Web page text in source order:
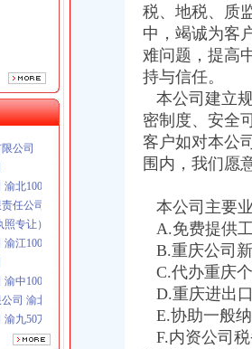
司 渝北100万 （进出口权）
九50万 （工商注册）
万 （工商注册）
北10010万 (进出口权)
任公司 渝九1000万 （增资）
专让）
江100万 （工商注册）
中100万 （进出口权）
司 渝北100万 （进出口权）
九50万 （工商注册）
万 （工商注册）
限公司
税、地税、质
中，竭诚为客
难问题，提高
持与信任。
本公司建立
密制度、安全
客户如对本公
围内，我们愿
本公司主要
A.免费提供
B.重庆公司
C.代办重庆
D.重庆进出
E.协助一般
F.内资公司